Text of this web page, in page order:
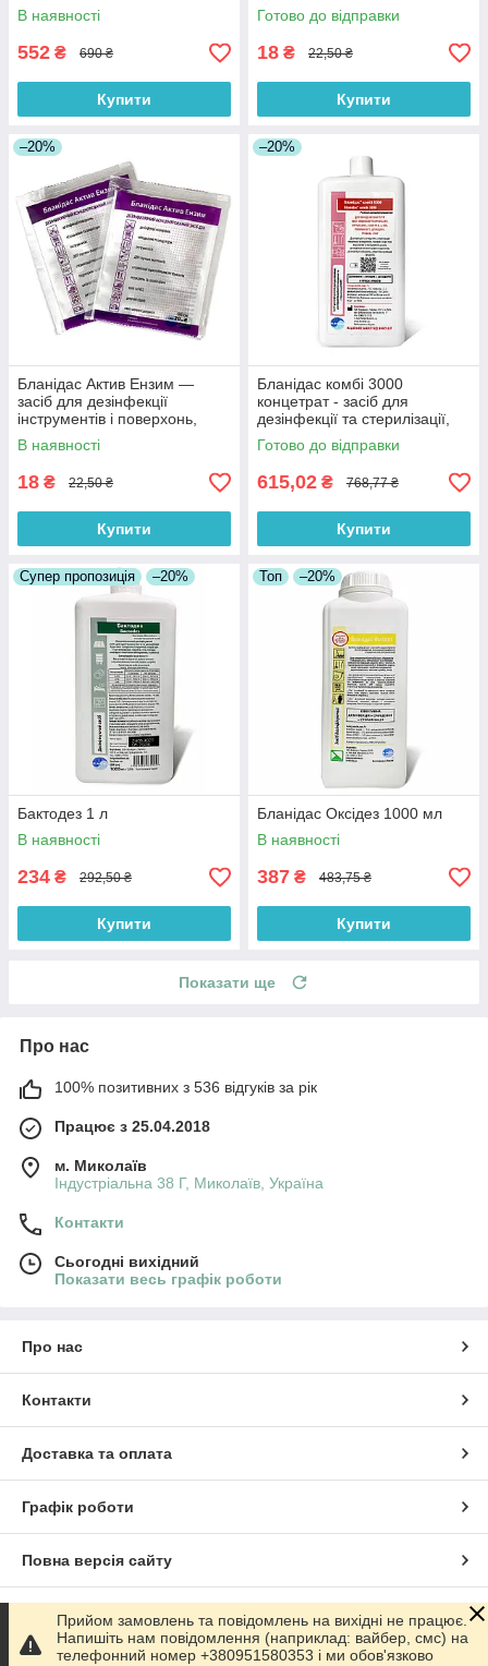
В наявності
552 ₴ 690 ₴
Купити
Готово до відправки
18 ₴ 22,50 ₴
Купити
–20%
Бланідас Актив Ензим —
засіб для дезінфекції
інструментів і поверхонь,
сошетка 20 мл
В наявності
18 ₴ 22,50 ₴
Купити
–20%
Бланідас комбі 3000
концетрат - засіб для
дезінфекції та стерилізації,
1000 мл
Готово до відправки
615,02 ₴ 768,77 ₴
Купити
Супер пропозиція –20%
Бактодез 1 л
В наявності
234 ₴ 292,50 ₴
Купити
Топ –20%
Бланідас Оксідез 1000 мл
В наявності
387 ₴ 483,75 ₴
Купити
Показати ще
Про нас
100% позитивних з 536 відгуків за рік
Працює з 25.04.2018
м. Миколаїв
Індустріальна 38 Г, Миколаїв, Україна
Контакти
Сьогодні вихідний
Показати весь графік роботи
Про нас
Контакти
Доставка та оплата
Графік роботи
Повна версія сайту
Сайт створено на маркетплейсіProm.ua
Прийом замовлень та повідомлень на вихідні не працює.
Напишіть нам повідомлення (наприклад: вайбер, смс) на
телефонний номер +380951580353 і ми обов'язково